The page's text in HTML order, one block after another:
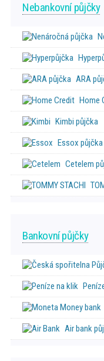
Nebankovní půjčky
ARA
Home
Kimbi půjčka
Essox půjčka
Cetelem
Bankovní půjčky
Air bank